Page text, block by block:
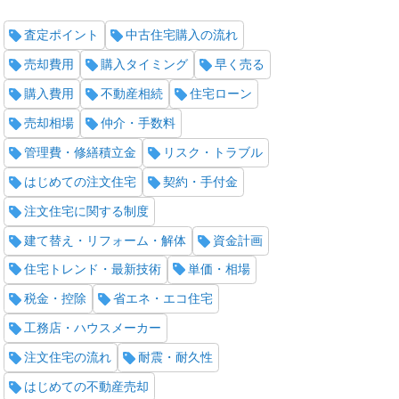
査定ポイント 中古住宅購入の流れ
売却費用 購入タイミング 早く売る
購入費用 不動産相続 住宅ローン
売却相場 仲介・手数料
管理費・修繕積立金 リスク・トラブル
はじめての注文住宅 契約・手付金
注文住宅に関する制度
建て替え・リフォーム・解体 資金計画
住宅トレンド・最新技術 単価・相場
税金・控除 省エネ・エコ住宅
工務店・ハウスメーカー
注文住宅の流れ 耐震・耐久性
はじめての不動産売却